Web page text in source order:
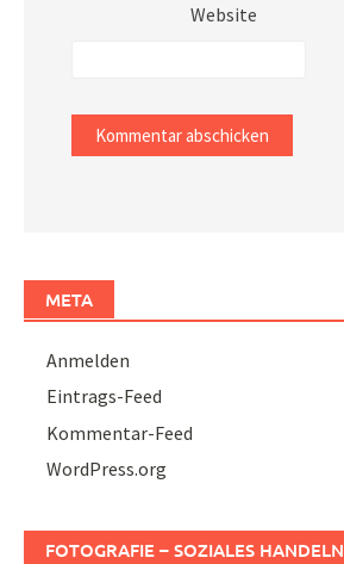
Website
META
Anmelden
Eintrags-Feed
Kommentar-Feed
WordPress.org
FOTOGRAFIE – SOZIALES HANDELN